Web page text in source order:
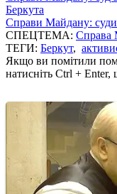
Беркута
Справи Майдану:
СПЕЦТЕМА: Справа
ТЕГИ: Беркут,
Якщо ви помітили
натисніть Ctrl +